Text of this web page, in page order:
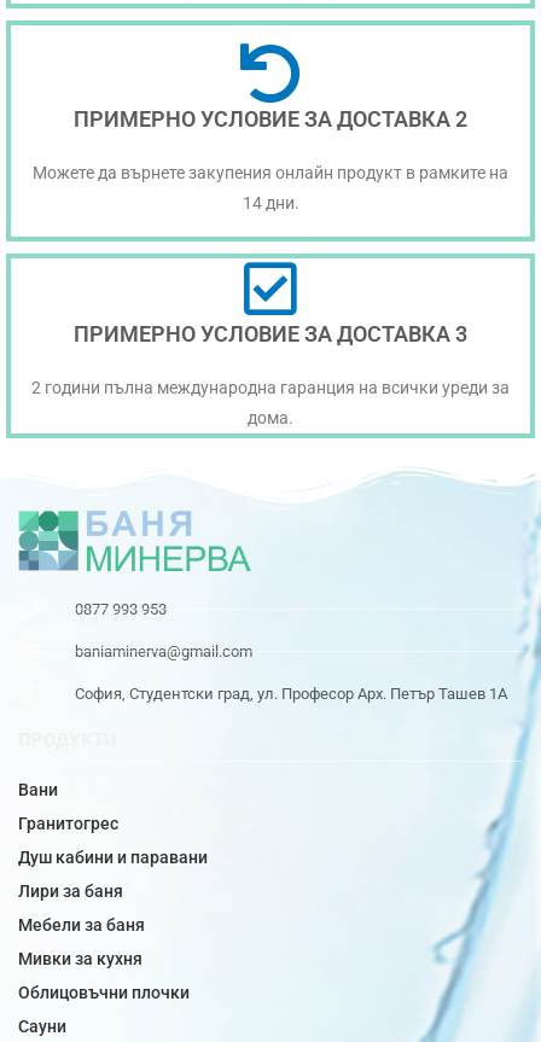
ПРИМЕРНО УСЛОВИЕ ЗА ДОСТАВКА 2
Можете да върнете закупения онлайн продукт в рамките на
14 дни.
ПРИМЕРНО УСЛОВИЕ ЗА ДОСТАВКА 3
2 години пълна международна гаранция на всички уреди за
дома.
0877 993 953
baniaminerva@gmail.com
София, Студентски град, ул. Професор Арх. Петър Ташев 1А
Вани
Гранитогрес
Душ кабини и паравани
Лири за баня
Мебели за баня
Мивки за кухня
Облицовъчни плочки
Сауни